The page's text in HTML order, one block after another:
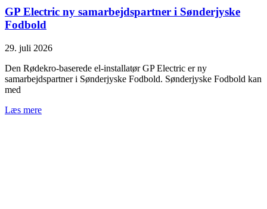
GP Electric ny samarbejdspartner i Sønderjyske
Fodbold
29. juli 2026
Den Rødekro-baserede el-installatør GP Electric er ny
samarbejdspartner i Sønderjyske Fodbold. Sønderjyske Fodbold kan
med
Læs mere